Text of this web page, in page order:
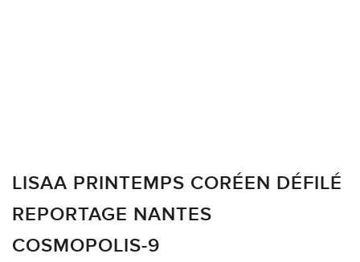
LISAA PRINTEMPS CORÉEN DÉFILÉ
REPORTAGE NANTES
COSMOPOLIS-9